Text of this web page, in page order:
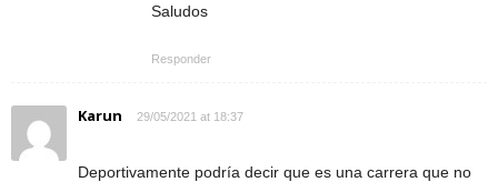
Saludos
Responder
Karun 29/05/2021 at 18:37
Deportivamente podría decir que es una carrera que no